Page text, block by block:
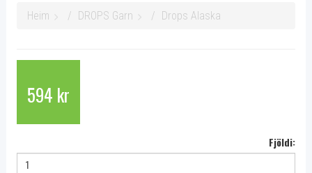
Heim DROPS Garn Drops Alaska
594 kr
Fjöldi: